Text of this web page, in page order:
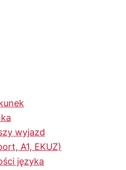
wyjazd
A1, EKUZ)
języka